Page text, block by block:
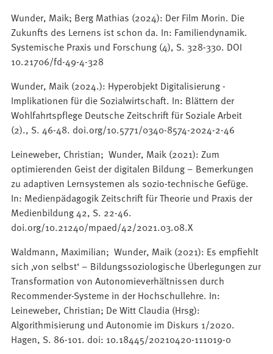
Wunder, Maik; Berg Mathias (2024): Der Film Morin. Die
Zukunfts des Lernens ist schon da. In: Familiendynamik.
Systemische Praxis und Forschung (4), S. 328-330. DOI
10.21706/fd-49-4-328
Wunder, Maik (2024.): Hyperobjekt Digitalisierung -
Implikationen für die Sozialwirtschaft. In: Blättern der
Wohlfahrtspflege Deutsche Zeitschrift für Soziale Arbeit
(2)., S. 46-48. doi.org/10.5771/0340-8574-2024-2-46
Leineweber, Christian; Wunder, Maik (2021): Zum
optimierenden Geist der digitalen Bildung – Bemerkungen
zu adaptiven Lernsystemen als sozio-technische Gefüge.
In: Medienpädagogik Zeitschrift für Theorie und Praxis der
Medienbildung 42, S. 22-46.
doi.org/10.21240/mpaed/42/2021.03.08.X
Waldmann, Maximilian; Wunder, Maik (2021): Es empfiehlt
sich ‚von selbst‘ – Bildungssoziologische Überlegungen zur
Transformation von Autonomieverhältnissen durch
Recommender-Systeme in der Hochschullehre. In:
Leineweber, Christian; De Witt Claudia (Hrsg):
Algorithmisierung und Autonomie im Diskurs 1/2020.
Hagen, S. 86-101. doi: 10.18445/20210420-111019-0